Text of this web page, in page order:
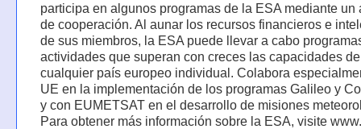
participa en algunos programas de la ESA mediante un
de cooperación. Al aunar los recursos financieros e
de sus miembros, la ESA puede llevar a cabo
actividades que superan con creces las capacidades de
cualquier país europeo individual. Colabora
UE en la implementación de los programas Galileo y
y con EUMETSAT en el desarrollo de misiones
Para obtener más información sobre la ESA, visite